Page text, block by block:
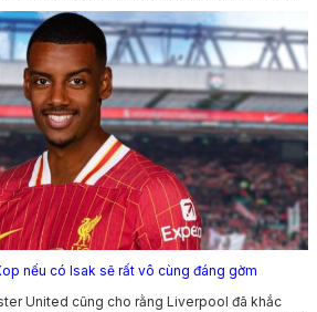
nếu có Isak sẽ rất vô cùng đáng gờm
United cũng cho rằng Liverpool đã khắc